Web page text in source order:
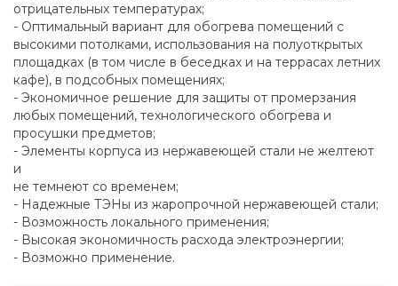
отрицательных температурах;
- Оптимальный вариант для обогрева помещений с
высокими потолками, использования на полуоткрытых
площадках (в том числе в беседках и на террасах летних
кафе), в подсобных помещениях;
- Экономичное решение для защиты от промерзания
любых помещений, технологического обогрева и
просушки предметов;
- Элементы корпуса из нержавеющей стали не желтеют
и
не темнеют со временем;
- Надежные ТЭНы из жаропрочной нержавеющей стали;
- Возможность локального применения;
- Высокая экономичность расхода электроэнергии;
- Возможно применение.